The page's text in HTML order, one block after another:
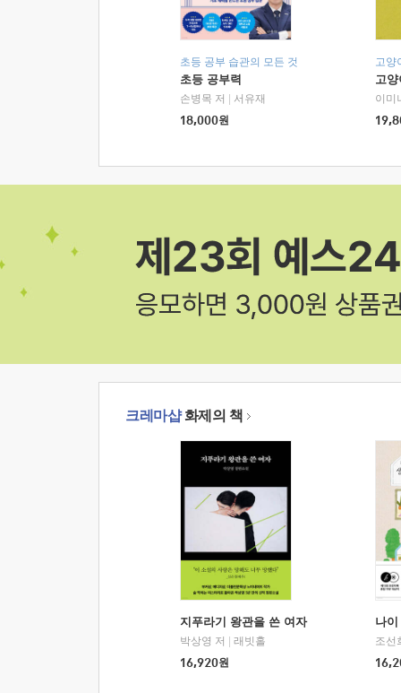
초등 공부 습관의 모든 것
초등 공부력
손병목 저
서유재
18,000원
고양
고
이미
크레마샵화제의 책
지푸라기 왕관을 쓴 여자
박상영 저
래빗홀
16,920원
나
조선